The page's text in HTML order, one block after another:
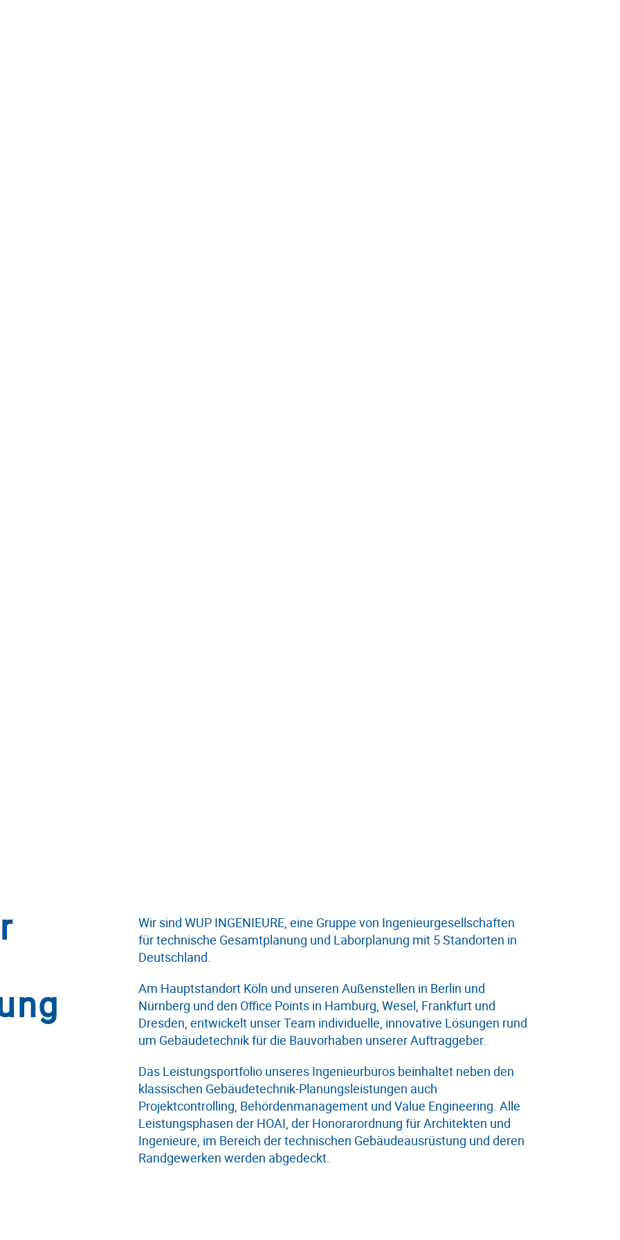
Wir sind WUP INGENIEURE, eine Gruppe von Ingenieurgesellschaften
für technische Gesamtplanung und Laborplanung mit 5 Standorten in
Deutschland.
Am Hauptstandort Köln und unseren Außenstellen in Berlin und
Nürnberg und den Office Points in Hamburg, Wesel, Frankfurt und
Dresden, entwickelt unser Team individuelle, innovative Lösungen rund
um Gebäudetechnik für die Bauvorhaben unserer Auftraggeber.
Das Leistungsportfolio unseres Ingenieurbüros beinhaltet neben den
klassischen Gebäudetechnik-Planungsleistungen auch
Projektcontrolling, Behördenmanagement und Value Engineering. Alle
Leistungsphasen der HOAI, der Honorarordnung für Architekten und
Ingenieure, im Bereich der technischen Gebäudeausrüstung und deren
Randgewerken werden abgedeckt.